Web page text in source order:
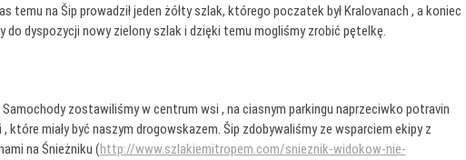
na Šip prowadził jeden żółty szlak, którego poczatek był Kralovanach , a koniec
dyspozycji nowy zielony szlak i dzięki temu mogliśmy zrobić pętelkę.
zostawiliśmy w centrum wsi , na ciasnym parkingu naprzeciwko potravin
miały być naszym drogowskazem. Šip zdobywaliśmy ze wsparciem ekipy z
na Śnieżniku (http://www.szlakiemitropem.com/snieznik-widokow-nie-